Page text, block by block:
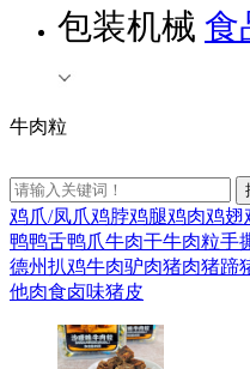
包装机械 食
牛肉粒
鸡爪/凤爪鸡脖鸡腿鸡肉鸡翅
鸭鸭舌鸭爪牛肉干牛肉粒手
德州扒鸡牛肉驴肉猪肉猪蹄
他肉食卤味猪皮